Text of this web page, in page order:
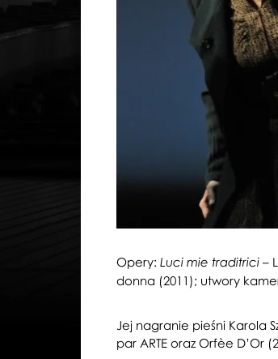
Opery: Luci mie traditrici–
donna (2011); utwory
Jej nagranie pieśni Karola
par ARTE oraz Orfèe D’Or